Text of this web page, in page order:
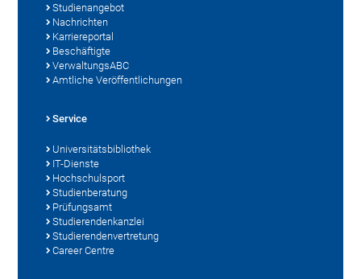
Studienangebot
Nachrichten
Karriereportal
Beschäftigte
VerwaltungsABC
Amtliche Veröffentlichungen
Service
Universitätsbibliothek
IT-Dienste
Hochschulsport
Studienberatung
Prüfungsamt
Studierendenkanzlei
Studierendenvertretung
Career Centre